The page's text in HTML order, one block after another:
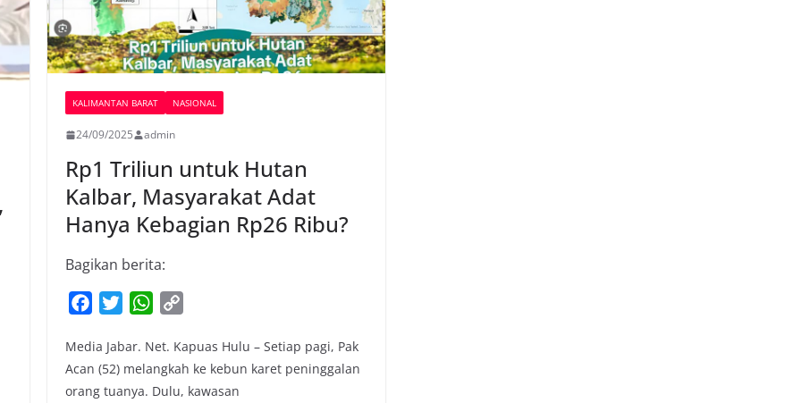
KALIMANTAN BARAT NASIONAL
24/09/2025 admin
Rp1 Triliun untuk Hutan
Kalbar, Masyarakat Adat
Hanya Kebagian Rp26 Ribu?
Bagikan berita:
c
e
b
i
t
t
W
a
t
s
p
y
L
Media Jabar. Net. Kapuas Hulu – Setiap pagi, Pak
Acan (52) melangkah ke kebun karet peninggalan
orang tuanya. Dulu, kawasan